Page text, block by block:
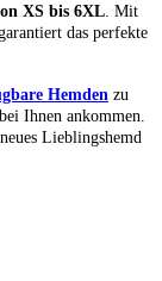
XS bis 6XL . Mit
das perfekte
Hemden zu
Ihnen ankommen.
Lieblingshemd